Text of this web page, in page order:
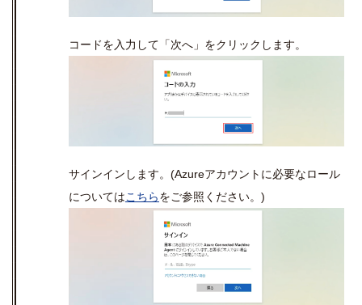
コードを入力して「次へ」をクリックします。
サインインします。 (Azureアカウントに必要なロール
についてはこちらをご参照ください。 )